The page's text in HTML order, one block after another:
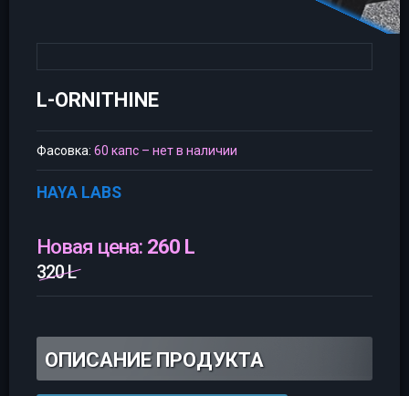
L-ORNITHINE
Фасовка: 60 капс – нет в наличии
HAYA LABS
Новая цена: 260 L
320 L
ОПИСАНИЕ ПРОДУКТА